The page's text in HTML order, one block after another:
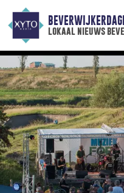
lokaal nieuws